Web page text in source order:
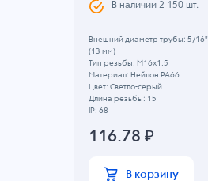
В наличии2 150 шт.
Внешний диаметр трубы: 5/16"
(13 мм)
Тип резьбы: M16x1.5
Материал: Нейлон PA66
Цвет: Светло-серый
Длина резьбы: 15
IP: 68
116.78 ₽
В корзину